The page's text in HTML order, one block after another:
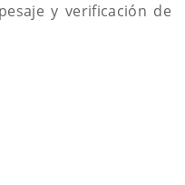
y verificación de